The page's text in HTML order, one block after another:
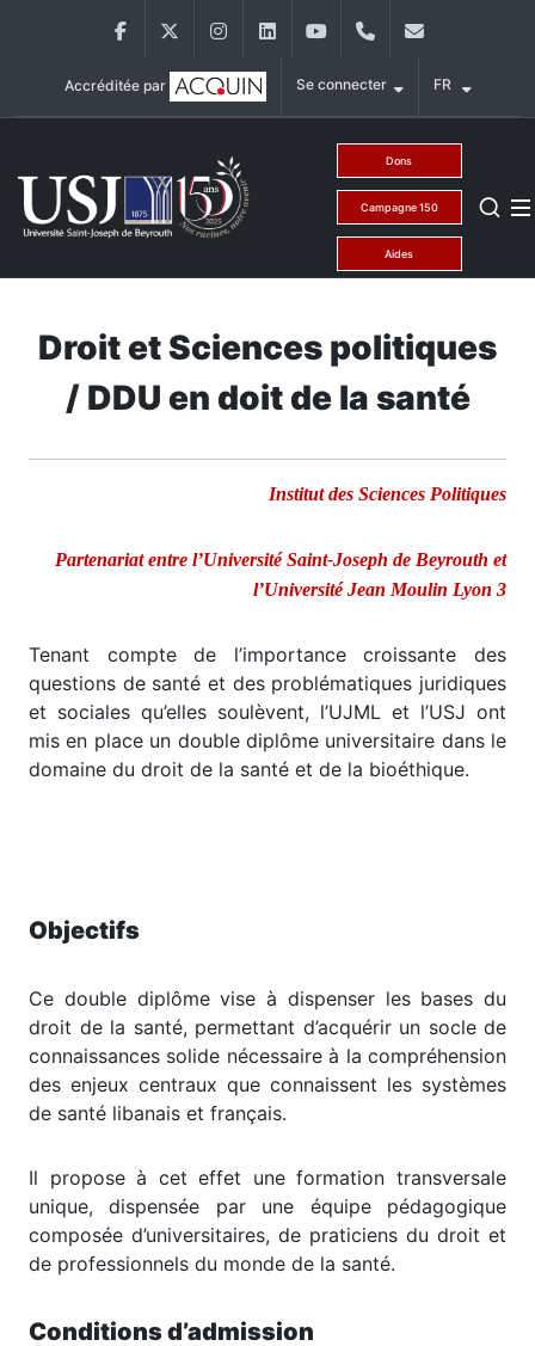
FacebookTwitter InstagramLinkedInYouTube+9611421000
Accréditée par Se connecter FR
Dons
Campagne 150
Aides
Droit et Sciences politiques
/ DDU en doit de la santé
Institut des Sciences Politiques
Partenariat entre l’Université Saint-Joseph de Beyrouth et
l’Université Jean Moulin Lyon 3
Tenant compte de l’importance croissante des
questions de santé et des problématiques juridiques
et sociales qu’elles soulèvent, l’UJML et l’USJ ont
mis en place un double diplôme universitaire dans le
domaine du droit de la santé et de la bioéthique.
Objectifs
Ce double diplôme vise à dispenser les bases du
droit de la santé, permettant d’acquérir un socle de
connaissances solide nécessaire à la compréhension
des enjeux centraux que connaissent les systèmes
de santé libanais et français.
Il propose à cet effet une formation transversale
unique, dispensée par une équipe pédagogique
composée d’universitaires, de praticiens du droit et
de professionnels du monde de la santé.
Conditions d’admission